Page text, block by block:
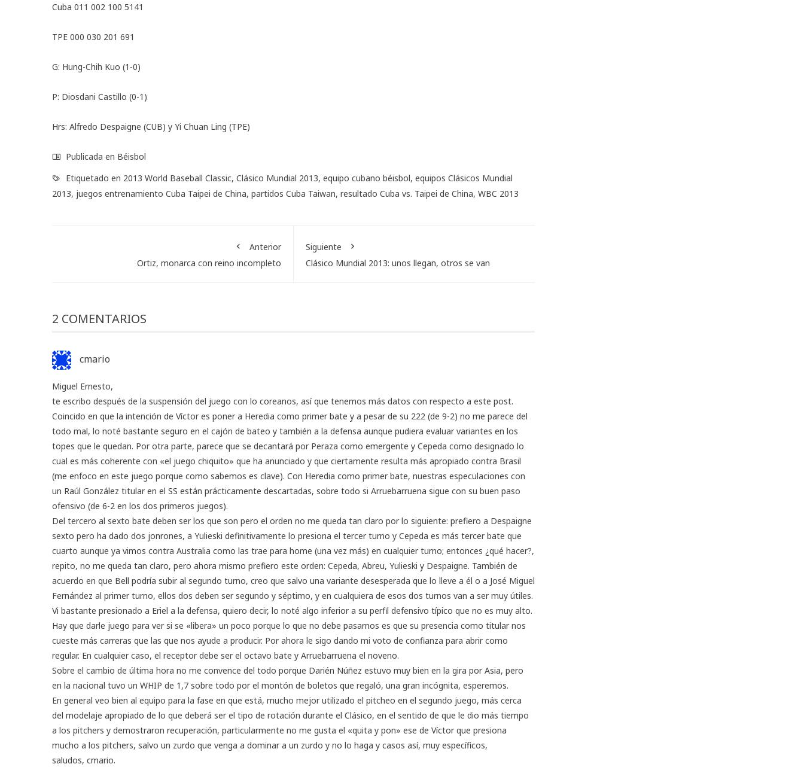
Cuba 011 002 100 5141
TPE 000 030 201 691
G: Hung-Chih Kuo (1-0)
P: Diosdani Castillo (0-1)
Hrs: Alfredo Despaigne (CUB) y Yi Chuan Ling (TPE)
Publicada en Béisbol
Etiquetado en 2013 World Baseball Classic, Clásico Mundial 2013, equipo cubano béisbol, equipos Clásicos Mundial
2013, juegos entrenamiento Cuba Taipei de China, partidos Cuba Taiwan, resultado Cuba vs. Taipei de China, WBC 2013
Anterior
Ortiz, monarca con reino incompleto
Siguiente
Clásico Mundial 2013: unos llegan, otros se van
2 COMENTARIOS
cmario
Miguel Ernesto,
te escribo después de la suspensión del juego con lo coreanos, así que tenemos más datos con respecto a este post.
Coincido en que la intención de Víctor es poner a Heredia como primer bate y a pesar de su 222 (de 9-2) no me parece del
todo mal, lo noté bastante seguro en el cajón de bateo y también a la defensa aunque pudiera evaluar variantes en los
topes que le quedan. Por otra parte, parece que se decantará por Peraza como emergente y Cepeda como designado lo
cual es más coherente con «el juego chiquito» que ha anunciado y que ciertamente resulta más apropiado contra Brasil
(me enfoco en este juego porque como sabemos es clave). Con Heredia como primer bate, nuestras especulaciones con
un Raúl González titular en el SS están prácticamente descartadas, sobre todo si Arruebarruena sigue con su buen paso
ofensivo (de 6-2 en los dos primeros juegos).
Del tercero al sexto bate deben ser los que son pero el orden no me queda tan claro por lo siguiente: prefiero a Despaigne
sexto pero ha dado dos jonrones, a Yulieski definitivamente lo presiona el tercer turno y Cepeda es más tercer bate que
cuarto aunque ya vimos contra Australia como las trae para home (una vez más) en cualquier turno; entonces ¿qué hacer?,
repito, no me queda tan claro, pero ahora mismo prefiero este orden: Cepeda, Abreu, Yulieski y Despaigne. También de
acuerdo en que Bell podría subir al segundo turno, creo que salvo una variante desesperada que lo lleve a él o a José Miguel
Fernández al primer turno, ellos dos deben ser segundo y séptimo, y en cualquiera de esos dos turnos van a ser muy útiles.
Vi bastante presionado a Eriel a la defensa, quiero decir, lo noté algo inferior a su perfil defensivo típico que no es muy alto.
Hay que darle juego para ver si se «libera» un poco porque lo que no debe pasarnos es que su presencia como titular nos
cueste más carreras que las que nos ayude a producir. Por ahora le sigo dando mi voto de confianza para abrir como
regular. En cualquier caso, el receptor debe ser el octavo bate y Arruebarruena el noveno.
Sobre el cambio de última hora no me convence del todo porque Darién Núñez estuvo muy bien en la gira por Asia, pero
en la nacional tuvo un WHIP de 1,7 sobre todo por el montón de boletos que regaló, una gran incógnita, esperemos.
En general veo bien al equipo para la fase en que está, mucho mejor utilizado el pitcheo en el segundo juego, más cerca
del modelaje apropiado de lo que deberá ser el tipo de rotación durante el Clásico, en el sentido de que le dio más tiempo
a los pitchers y demostraron recuperación, particularmente no me gusta el «quita y pon» ese de Víctor que presiona
mucho a los pitchers, salvo un zurdo que venga a dominar a un zurdo y no lo haga y casos así, muy específicos,
saludos, cmario.